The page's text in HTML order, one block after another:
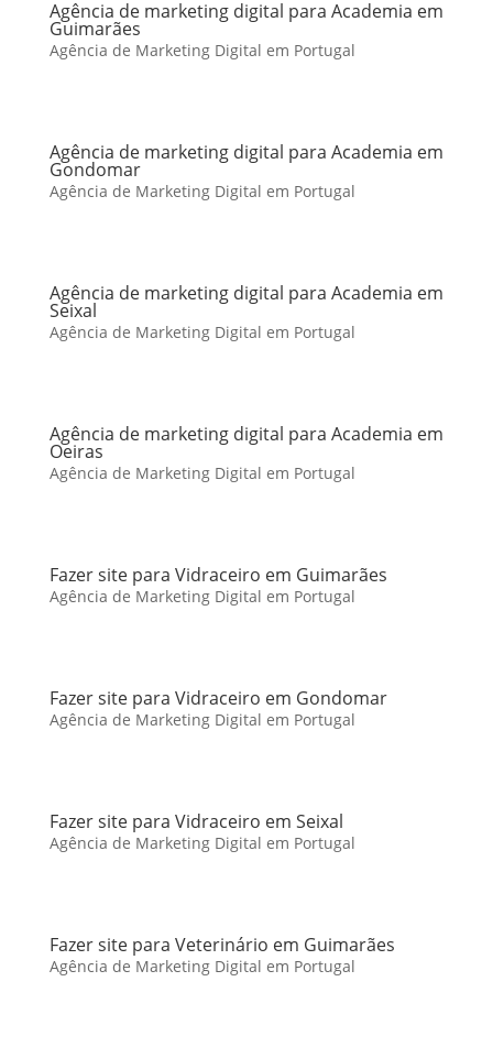
Agência de marketing digital para Academia em
Guimarães
Agência de Marketing Digital em Portugal
Agência de marketing digital para Academia em
Gondomar
Agência de Marketing Digital em Portugal
Agência de marketing digital para Academia em
Seixal
Agência de Marketing Digital em Portugal
Agência de marketing digital para Academia em
Oeiras
Agência de Marketing Digital em Portugal
Fazer site para Vidraceiro em Guimarães
Agência de Marketing Digital em Portugal
Fazer site para Vidraceiro em Gondomar
Agência de Marketing Digital em Portugal
Fazer site para Vidraceiro em Seixal
Agência de Marketing Digital em Portugal
Fazer site para Veterinário em Guimarães
Agência de Marketing Digital em Portugal